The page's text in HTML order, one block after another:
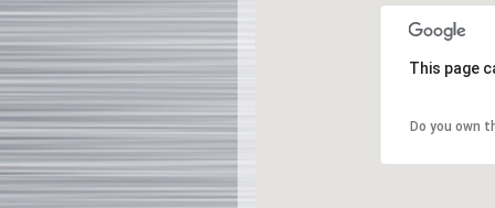
This page
Do you own